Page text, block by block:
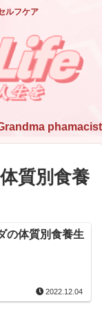
ルフケア
質別食養
の体質別食養生
2022.12.04